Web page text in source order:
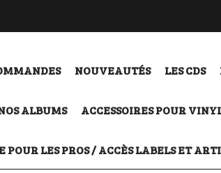
NOUVEAUTÉS LES CDS
ALBUMS ACCESSOIRES POUR
POUR LES PROS / ACCÈS LABELS ET